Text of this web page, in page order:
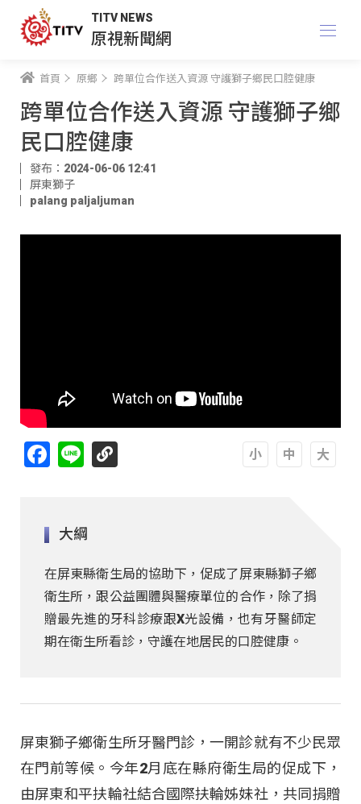
TITV NEWS
原視新聞網
首頁 原鄉 跨單位合作送入資源 守護獅子鄉民口腔健康
跨單位合作送入資源 守護獅子鄉
民口腔健康
發布：2024-06-06 12:41
屏東獅子
palang paljaljuman
Facebook
Line
大綱
在屏東縣衛生局的協助下，促成了屏東縣獅子鄉
衛生所，跟公益團體與醫療單位的合作，除了捐
贈最先進的牙科診療跟X光設備，也有牙醫師定
期在衛生所看診，守護在地居民的口腔健康。
屏東獅子鄉衛生所牙醫門診，一開診就有不少民眾
在門前等候。今年2月底在縣府衛生局的促成下，
由屏東和平扶輪社結合國際扶輪姊妹社，共同捐贈